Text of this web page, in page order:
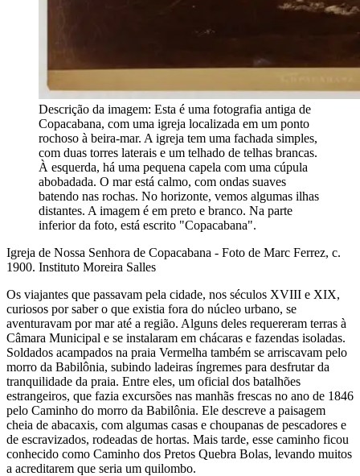
Descrição da imagem: Esta é uma fotografia antiga de
Copacabana, com uma igreja localizada em um ponto
rochoso à beira-mar. A igreja tem uma fachada simples,
com duas torres laterais e um telhado de telhas brancas.
À esquerda, há uma pequena capela com uma cúpula
abobadada. O mar está calmo, com ondas suaves
batendo nas rochas. No horizonte, vemos algumas ilhas
distantes. A imagem é em preto e branco. Na parte
inferior da foto, está escrito "Copacabana".
Igreja de Nossa Senhora de Copacabana - Foto de Marc Ferrez, c.
1900. Instituto Moreira Salles
Os viajantes que passavam pela cidade, nos séculos XVIII e XIX,
curiosos por saber o que existia fora do núcleo urbano, se
aventuravam por mar até a região. Alguns deles requereram terras à
Câmara Municipal e se instalaram em chácaras e fazendas isoladas.
Soldados acampados na praia Vermelha também se arriscavam pelo
morro da Babilônia, subindo ladeiras íngremes para desfrutar da
tranquilidade da praia. Entre eles, um oficial dos batalhões
estrangeiros, que fazia excursões nas manhãs frescas no ano de 1846
pelo Caminho do morro da Babilônia. Ele descreve a paisagem
cheia de abacaxis, com algumas casas e choupanas de pescadores e
de escravizados, rodeadas de hortas. Mais tarde, esse caminho ficou
conhecido como Caminho dos Pretos Quebra Bolas, levando muitos
a acreditarem que seria um quilombo.